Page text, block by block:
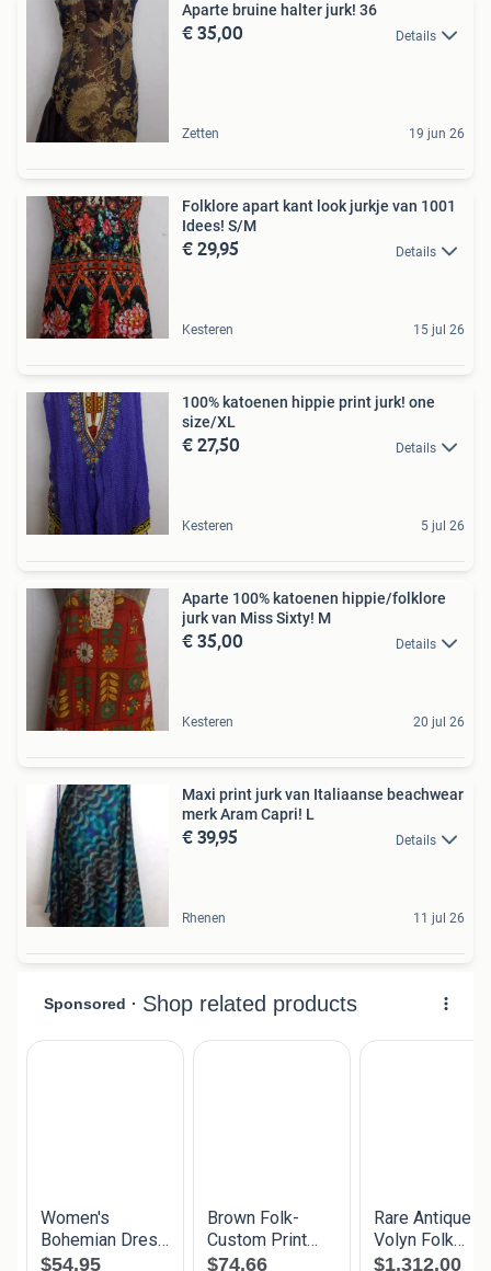
Aparte bruine halter jurk! 36
€ 35,00 Details
Zetten 19 jun 26
Folklore apart kant look jurkje van 1001
Idees! S/M
€ 29,95 Details
Kesteren 15 jul 26
100% katoenen hippie print jurk! one
size/XL
€ 27,50 Details
Kesteren 5 jul 26
Aparte 100% katoenen hippie/folklore
jurk van Miss Sixty! M
€ 35,00 Details
Kesteren 20 jul 26
Maxi print jurk van Italiaanse beachwear
merk Aram Capri! L
€ 39,95 Details
Rhenen 11 jul 26